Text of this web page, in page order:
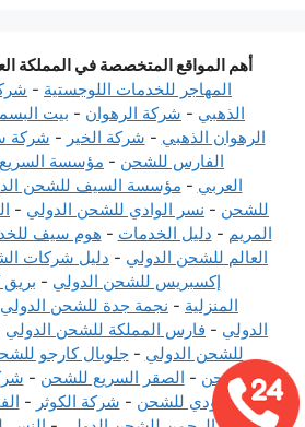
أهم المواقع المتخصصة في المملكة
المهاجر للخدمات اللوجستية -
الذهبي - شركة الرهوان - بيت
الرهوان الذهبي - شركة الخير - شركة
الفارس للشحن - مؤسسة السريع
العربي - مؤسسة السيف للشحن
للشحن - نسر الوادي للشحن الدولي -
المريم - دليل الخدمات - هوم سيف
العالم للشحن الدولي - دليل شركات
إكسبريس للشحن الدولي -
المنزلية - نجمة جدة للشحن الدولي
الدولي - فارس المملكة للشحن الدولي
للشحن الدولي -جلوبال كارجو
للشحن - الصقر السريع للشحن -
السعودي للشحن - شركة الكوثر -